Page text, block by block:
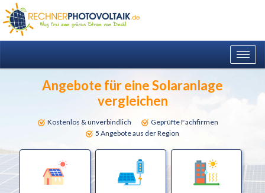
Angebote für eine Solaranlage
vergleichen
Kostenlos & unverbindlich
Geprüfte Fachfirmen
5 Angebote aus der Region